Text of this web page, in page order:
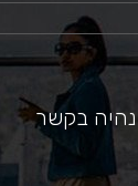
נהיה בקשר